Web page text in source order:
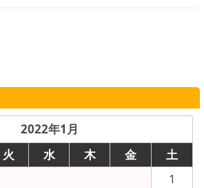
2022年1月
火 水 木 金
土
1